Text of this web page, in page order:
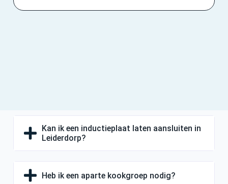
Kan ik een inductieplaat laten aansluiten in
Leiderdorp?
Heb ik een aparte kookgroep nodig?